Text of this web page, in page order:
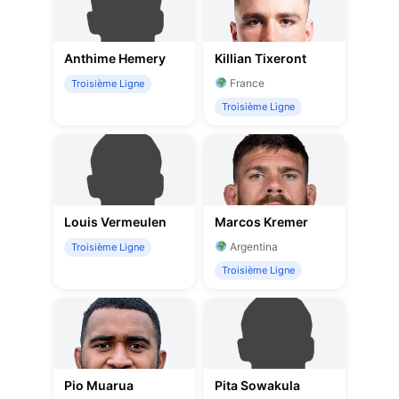
Anthime Hemery
Troisième Ligne
Killian Tixeront
France
Troisième Ligne
Louis Vermeulen
Troisième Ligne
Marcos Kremer
Argentina
Troisième Ligne
Pio Muarua Pita Sowakula